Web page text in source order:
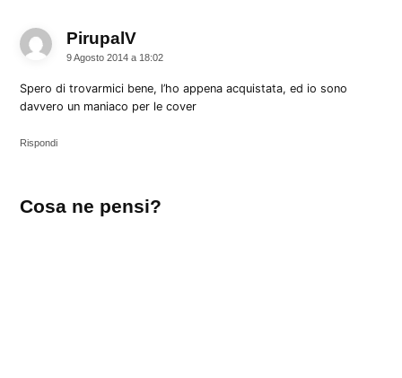
PirupalVdice:
9 Agosto 2014 a 18:02
Spero di trovarmici bene, l’ho appena acquistata, ed io sono
davvero un maniaco per le cover
Rispondi
un
Cosa ne pensi?